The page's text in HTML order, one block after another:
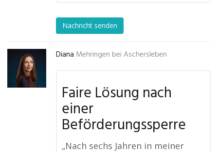
Nachricht senden
Diana Mehringen bei Aschersleben
Faire Lösung nach
einer
Beförderungssperre
„Nach sechs Jahren in meiner